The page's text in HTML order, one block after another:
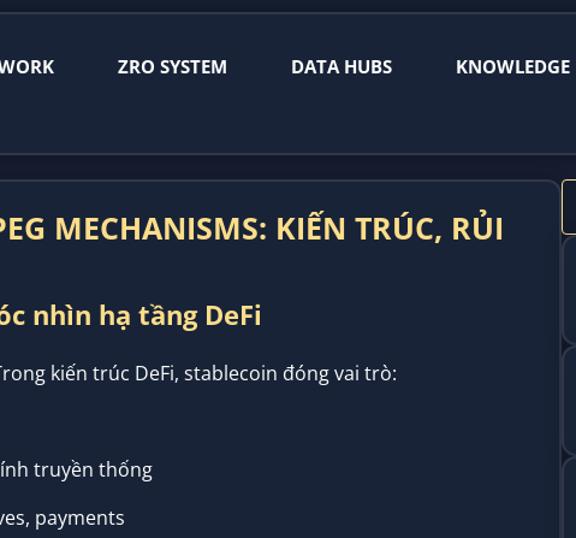
ZRO SYSTEM DATA HUBS KNOWLEDGE
MECHANISMS: KIẾN TRÚC, RỦI
nhìn hạ tầng DeFi
kiến trúc DeFi, stablecoin đóng vai trò:
truyền thống
payments